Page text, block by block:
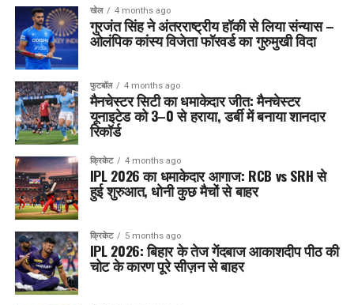
खेल 4 months ago
गुरजंत सिंह ने अंतरराष्ट्रीय हॉकी से लिया संन्यास –
ओलंपिक कांस्य विजेता फॉरवर्ड का गुरुमुखी विदा
फुटबॉल 4 months ago
मैनचेस्टर सिटी का धमाकेदार जीत: मैनचेस्टर
यूनाइटेड को 3–0 से हराया, डर्बी में बनाया शानदार
रिकॉर्ड
क्रिकेट 4 months ago
IPL 2026 का धमाकेदार आगाज: RCB vs SRH से
हुई शुरुआत, धोनी कुछ मैचों से बाहर
क्रिकेट 5 months ago
IPL 2026: बिहार के तेज गेंदबाज आकाशदीप पीठ की
चोट के कारण पूरे सीज़न से बाहर